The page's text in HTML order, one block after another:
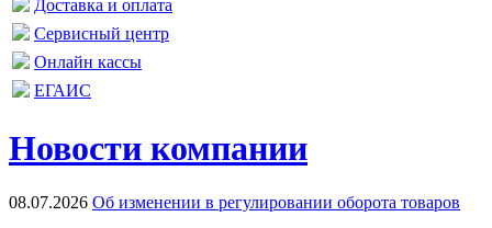
Доставка и оплата
Сервисный центр
Онлайн кассы
ЕГАИС
Новости компании
08.07.2026 Об изменении в регулировании оборота товаров